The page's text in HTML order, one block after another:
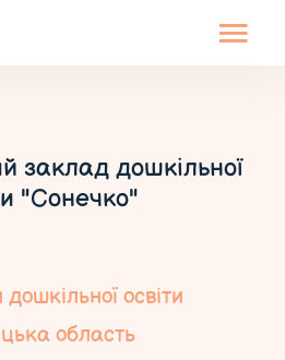
заклад дошкільної
"Сонечко"
освіти
область